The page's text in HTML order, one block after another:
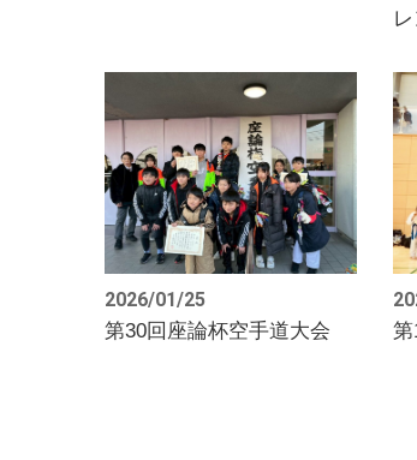
2026/01/25
第30回座論杯空手道大会